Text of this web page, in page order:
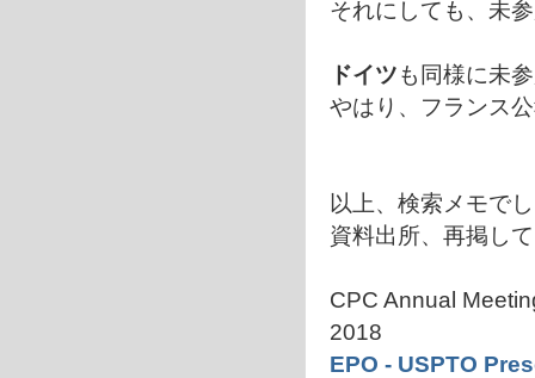
それにしても、未
ドイツも同様に未
やはり、フランス
以上、検索メモで
資料出所、再掲し
CPC Annual
2018
EPO - USPTO